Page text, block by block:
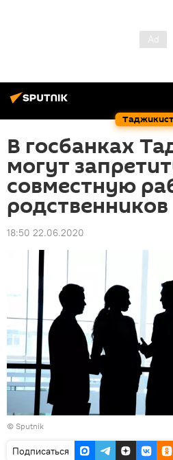
В госбанках
могут
совместную
родственников
18:50 22.06.2020
© Sputnik
Подписаться